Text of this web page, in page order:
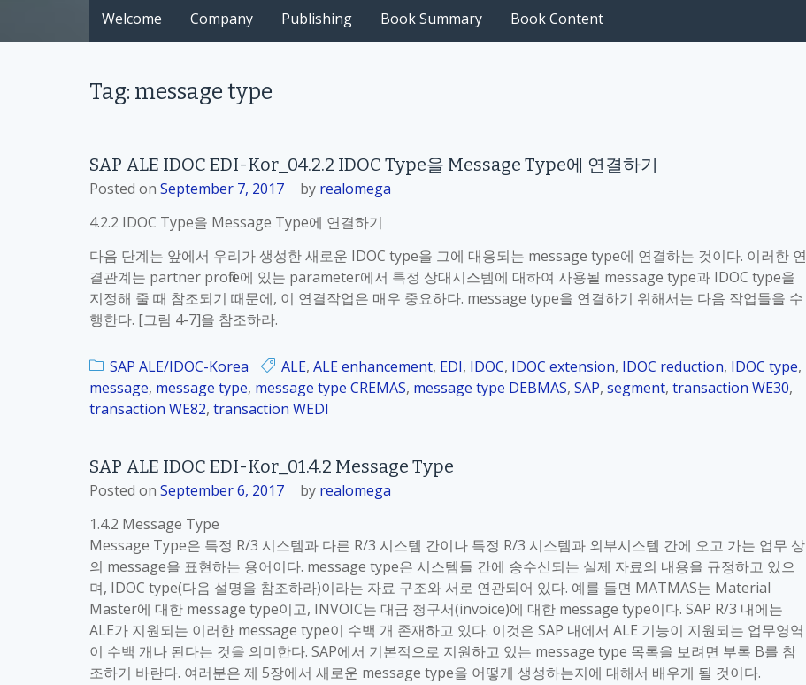
Welcome Company Publishing Book Summary Book Content
Tag: message type
SAP ALE IDOC EDI-Kor_04.2.2 IDOC Type을 Message Type에 연결하기
Posted on September 7, 2017 by realomega
4.2.2 IDOC Type을 Message Type에 연결하기
다음 단계는 앞에서 우리가 생성한 새로운 IDOC type을 그에 대응되는 message type에 연결하는 것이다. 이러한 연
결관계는 partner profile에 있는 parameter에서 특정 상대시스템에 대하여 사용될 message type과 IDOC type을
지정해 줄 때 참조되기 때문에, 이 연결작업은 매우 중요하다. message type을 연결하기 위해서는 다음 작업들을 수
행한다. [그림 4-7]을 참조하라.
SAP ALE/IDOC-Korea ALE, ALE enhancement, EDI, IDOC, IDOC extension, IDOC reduction, IDOC type,
message, message type, message type CREMAS, message type DEBMAS, SAP, segment, transaction WE30,
transaction WE82, transaction WEDI
SAP ALE IDOC EDI-Kor_01.4.2 Message Type
Posted on September 6, 2017 by realomega
1.4.2 Message Type
Message Type은 특정 R/3 시스템과 다른 R/3 시스템 간이나 특정 R/3 시스템과 외부시스템 간에 오고 가는 업무 상
의 message을 표현하는 용어이다. message type은 시스템들 간에 송수신되는 실제 자료의 내용을 규정하고 있으
며, IDOC type(다음 설명을 참조하라)이라는 자료 구조와 서로 연관되어 있다. 예를 들면 MATMAS는 Material
Master에 대한 message type이고, INVOIC는 대금 청구서(invoice)에 대한 message type이다. SAP R/3 내에는
ALE가 지원되는 이러한 message type이 수백 개 존재하고 있다. 이것은 SAP 내에서 ALE 기능이 지원되는 업무영역
이 수백 개나 된다는 것을 의미한다. SAP에서 기본적으로 지원하고 있는 message type 목록을 보려면 부록 B를 참
조하기 바란다. 여러분은 제 5장에서 새로운 message type을 어떻게 생성하는지에 대해서 배우게 될 것이다.